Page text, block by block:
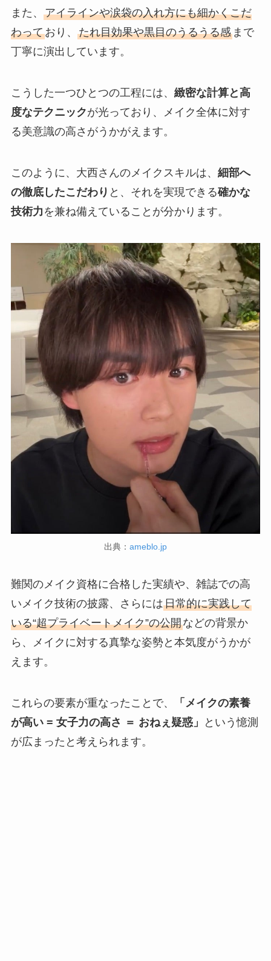
また、 アイラインや涙袋の入れ方にも細かくこだ
わっており、 たれ目効果や黒目のうるうる感まで
丁寧に演出しています。
こうした一つひとつの工程には、 緻密な計算と高
度なテクニックが光っており、メイク全体に対す
る美意識の高さがうかがえます。
このように、大西さんのメイクスキルは、 細部へ
の徹底したこだわり と、それを実現できる確かな
技術力 を兼ね備えていることが分かります。
出典： ameblo.jp
難関のメイク資格に合格した実績や、雑誌での高
いメイク技術の披露、さらには日常的に実践して
いる“超プライベートメイク”の公開などの背景か
ら、メイクに対する真摯な姿勢と本気度がうかが
えます。
これらの要素が重なったことで、
「メイクの素養
が高い = 女子力の高さ ＝ おねぇ疑惑」
という憶測
が広まったと考えられます。